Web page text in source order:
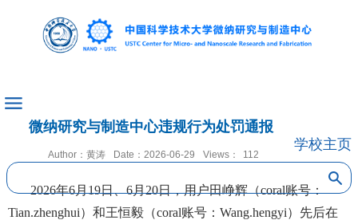
学校主页
微纳研究与制造中心违规行为处罚通报
Author：黄涛 Date：2026-06-29 Views： 112
2026年6月19日、6月20日，用户田峥辉（coral账号：
Tian.zhenghui）和王恒毅（coral账号：Wang.hengyi）先后在